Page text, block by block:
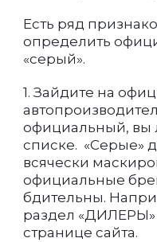
Есть ряд
определить
«серый».
1. Зайдите на
официальный, вы
списке. «Серые»
всячески
официальные
бдительны.
раздел «ДИЛЕРЫ»
странице сайта.